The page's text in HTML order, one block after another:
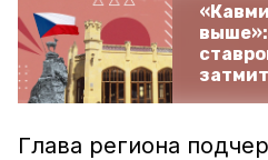
Глава региона